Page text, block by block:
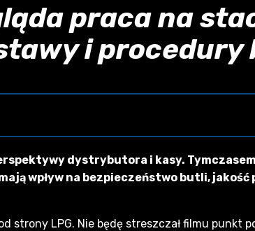
praca na
i procedury
oznakowanie, legalizację (UDT) i bilet
kosztów w PLN. Tankuj
odpięcie pistoletu.
dystrybutora i kasy.
wpływ na bezpieczeństwo butli,
LPG. Nie będę streszczał filmu punkt